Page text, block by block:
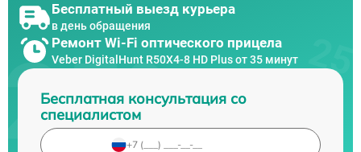
Бесплатный выезд курьера
в день обращения
Ремонт Wi-Fi оптического прицела
Veber DigitalHunt R50X4-8 HD Plus от 35 минут
Бесплатная консультация со
специалистом